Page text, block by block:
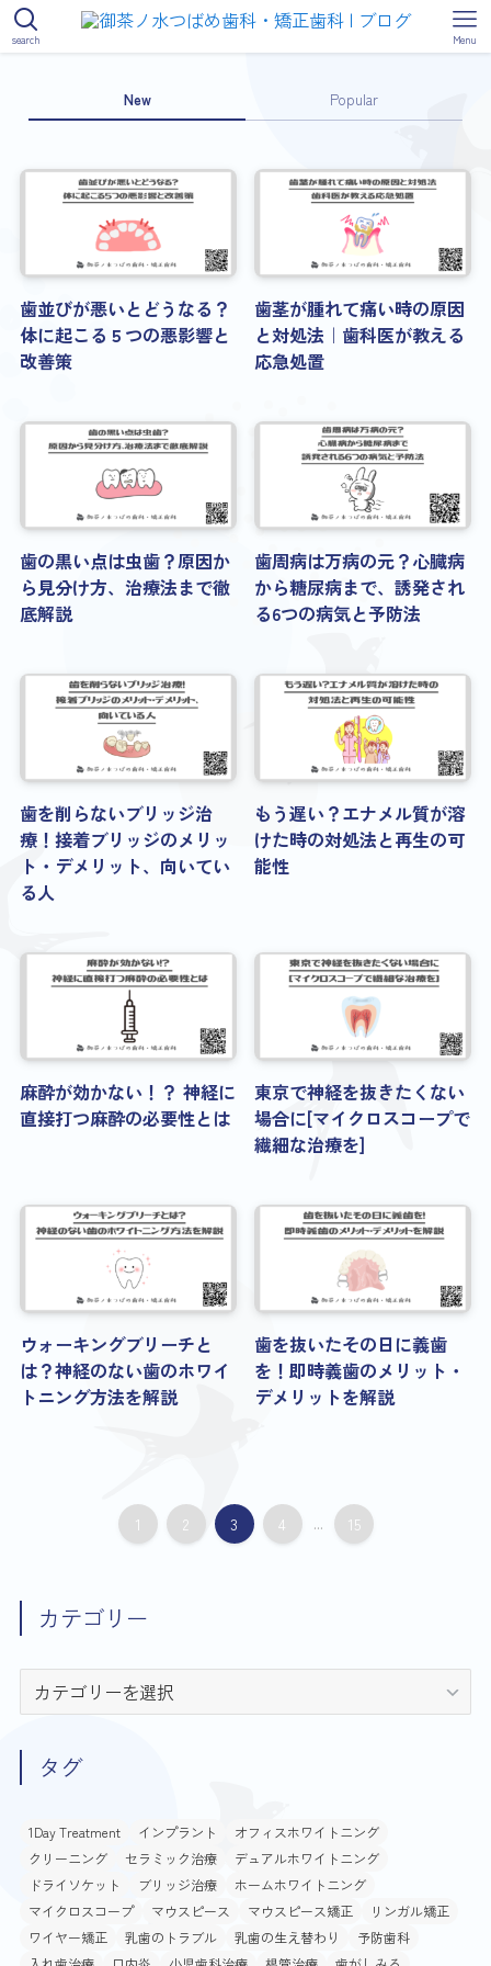
search Menu
New Popular
歯並びが悪いとどうなる？
体に起こる５つの悪影響と
改善策
歯茎が腫れて痛い時の原因
と対処法｜歯科医が教える
応急処置
歯の黒い点は虫歯？原因か
ら見分け方、治療法まで徹
底解説
歯周病は万病の元？心臓病
から糖尿病まで、誘発され
る6つの病気と予防法
歯を削らないブリッジ治
療！接着ブリッジのメリッ
ト・デメリット、向いてい
る人
もう遅い？エナメル質が溶
けた時の対処法と再生の可
能性
麻酔が効かない！？ 神経に
直接打つ麻酔の必要性とは
東京で神経を抜きたくない
場合に[マイクロスコープで
繊細な治療を]
ウォーキングブリーチと
は？神経のない歯のホワイ
トニング方法を解説
歯を抜いたその日に義歯
を！即時義歯のメリット・
デメリットを解説
1 2 3 4 ... 15
カテゴリー
テ
ー
タグ
1Day Treatment インプラント
オフィスホワイトニング
クリーニング
セラミック治療
デュアルホワイトニング
ドライソケット
ブリッジ治療
ホームホワイトニング
マイクロスコープ
マウスピース マウスピース矯正
リンガル矯正
ワイヤー矯正
乳歯のトラブル 乳歯の生え替わり
予防歯科